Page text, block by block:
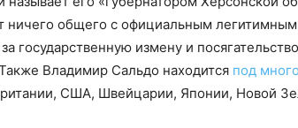
ничего общего с официальным
за государственную измену и
Владимир Сальдо находится под
США, Швейцарии, Японии, Новой